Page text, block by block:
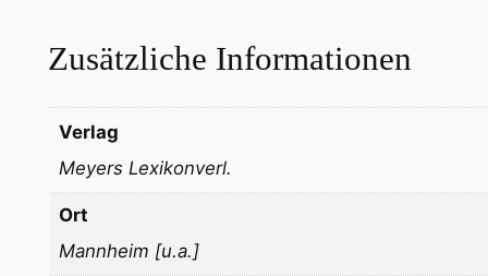
Zusätzliche Informationen
Verlag
Meyers Lexikonverl.
Ort
Mannheim [u.a.]